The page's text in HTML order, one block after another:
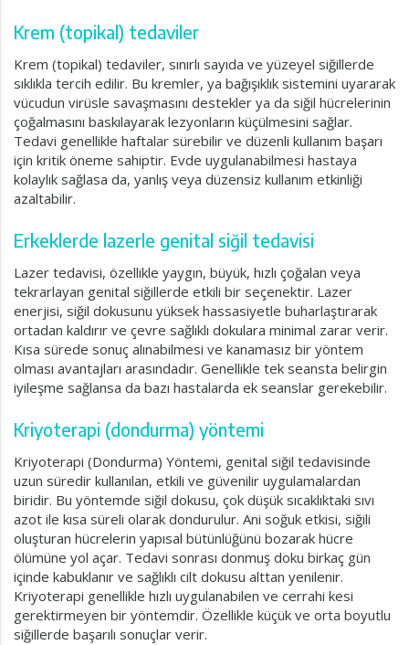
Krem (topikal) tedaviler
Krem (topikal) tedaviler, sınırlı sayıda ve yüzeyel siğillerde
sıklıkla tercih edilir. Bu kremler, ya bağışıklık sistemini uyararak
vücudun virüsle savaşmasını destekler ya da siğil hücrelerinin
çoğalmasını baskılayarak lezyonların küçülmesini sağlar.
Tedavi genellikle haftalar sürebilir ve düzenli kullanım başarı
için kritik öneme sahiptir. Evde uygulanabilmesi hastaya
kolaylık sağlasa da, yanlış veya düzensiz kullanım etkinliği
azaltabilir.
Erkeklerde lazerle genital siğil tedavisi
Lazer tedavisi, özellikle yaygın, büyük, hızlı çoğalan veya
tekrarlayan genital siğillerde etkili bir seçenektir. Lazer
enerjisi, siğil dokusunu yüksek hassasiyetle buharlaştırarak
ortadan kaldırır ve çevre sağlıklı dokulara minimal zarar verir.
Kısa sürede sonuç alınabilmesi ve kanamasız bir yöntem
olması avantajları arasındadır. Genellikle tek seansta belirgin
iyileşme sağlansa da bazı hastalarda ek seanslar gerekebilir.
Kriyoterapi (dondurma) yöntemi
Kriyoterapi (Dondurma) Yöntemi, genital siğil tedavisinde
uzun süredir kullanılan, etkili ve güvenilir uygulamalardan
biridir. Bu yöntemde siğil dokusu, çok düşük sıcaklıktaki sıvı
azot ile kısa süreli olarak dondurulur. Ani soğuk etkisi, siğili
oluşturan hücrelerin yapısal bütünlüğünü bozarak hücre
ölümüne yol açar. Tedavi sonrası donmuş doku birkaç gün
içinde kabuklanır ve sağlıklı cilt dokusu alttan yenilenir.
Kriyoterapi genellikle hızlı uygulanabilen ve cerrahi kesi
gerektirmeyen bir yöntemdir. Özellikle küçük ve orta boyutlu
siğillerde başarılı sonuçlar verir.